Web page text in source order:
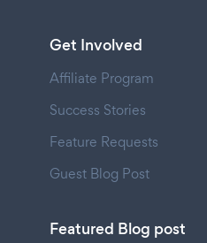
Get Involved
Affiliate Program
Success Stories
Feature Requests
Guest Blog Post
Featured Blog post